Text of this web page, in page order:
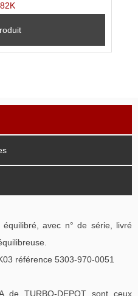
avec n° de série, livré
référence 5303-970-0051
de TURBO-DEPOT sont ceux